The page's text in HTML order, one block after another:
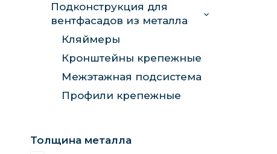
Подконструкция для
вентфасадов из металла
Кляймеры
Кронштейны крепежные
Межэтажная подсистема
Профили крепежные
Толщина металлa